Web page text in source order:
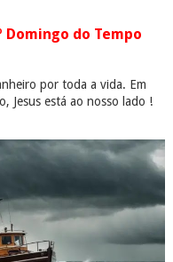
do Tempo
por toda a vida. Em
Jesus está ao nosso lado !